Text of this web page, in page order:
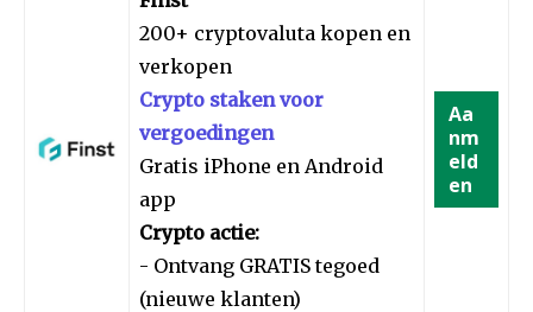
200+ cryptovaluta kopen en
verkopen
Crypto staken voor
vergoedingen
Gratis iPhone en Android
app
Crypto actie:
- Ontvang GRATIS tegoed
(nieuwe klanten)
Aa
nm
eld
en